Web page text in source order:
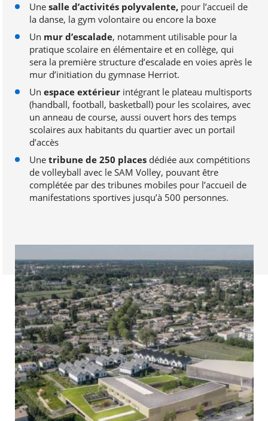
Unesalle d’activités polyvalente,pour l’accueil de
la danse, la gym volontaire ou encore la boxe
Un mur d’escalade, notamment utilisable pour la
pratique scolaire en élémentaire et en collège, qui
sera la première structure d’escalade en voies après le
mur d’initiation du gymnase Herriot.
Un espace extérieurintégrant le plateau multisports
(handball, football, basketball) pour les scolaires, avec
un anneau de course, aussi ouvert hors des temps
scolaires aux habitants du quartier avec un portail
d’accès
Unetribune de 250 placesdédiée aux compétitions
de volleyball avec le SAM Volley, pouvant être
complétée par des tribunes mobiles pour l’accueil de
manifestations sportives jusqu’à 500 personnes.